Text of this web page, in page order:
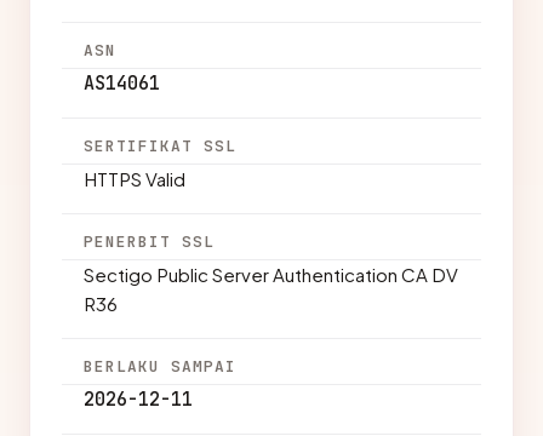
ASN
AS14061
SERTIFIKAT SSL
HTTPS Valid
PENERBIT SSL
Sectigo Public Server Authentication CA DV
R36
BERLAKU SAMPAI
2026-12-11